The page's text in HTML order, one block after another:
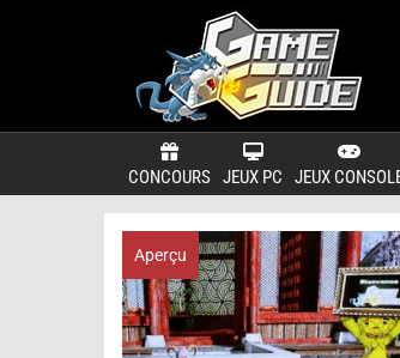
CONCOURS JEUX PC JEUX
Aperçu